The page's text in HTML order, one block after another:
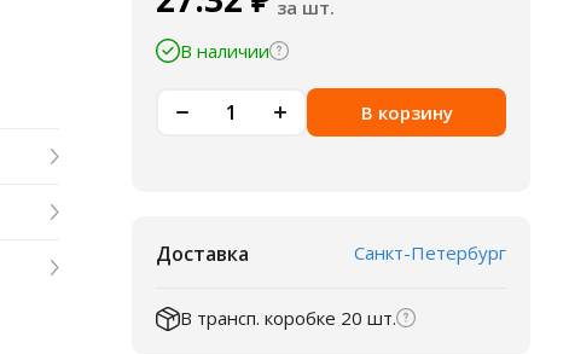
за шт.
В наличии
В корзину
Доставка Санкт-Петербург
В трансп. коробке 20 шт.